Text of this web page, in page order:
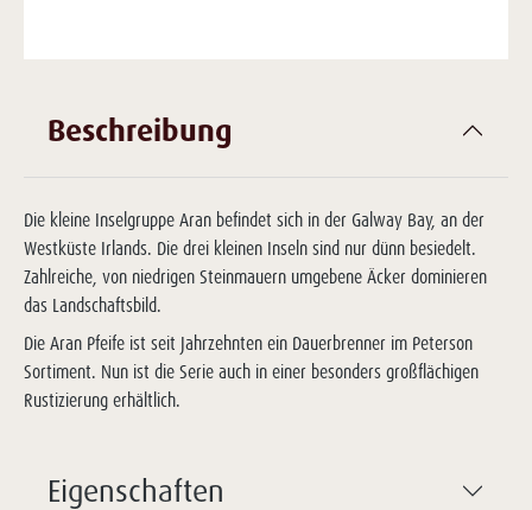
Beschreibung
Die kleine Inselgruppe Aran befindet sich in der Galway Bay, an der
Westküste Irlands. Die drei kleinen Inseln sind nur dünn besiedelt.
Zahlreiche, von niedrigen Steinmauern umgebene Äcker dominieren
das Landschaftsbild.
Die Aran Pfeife ist seit Jahrzehnten ein Dauerbrenner im Peterson
Sortiment. Nun ist die Serie auch in einer besonders großflächigen
Rustizierung erhältlich.
Eigenschaften